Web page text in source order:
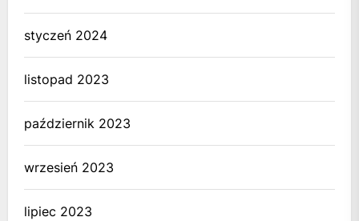
styczeń 2024
listopad 2023
październik 2023
wrzesień 2023
lipiec 2023